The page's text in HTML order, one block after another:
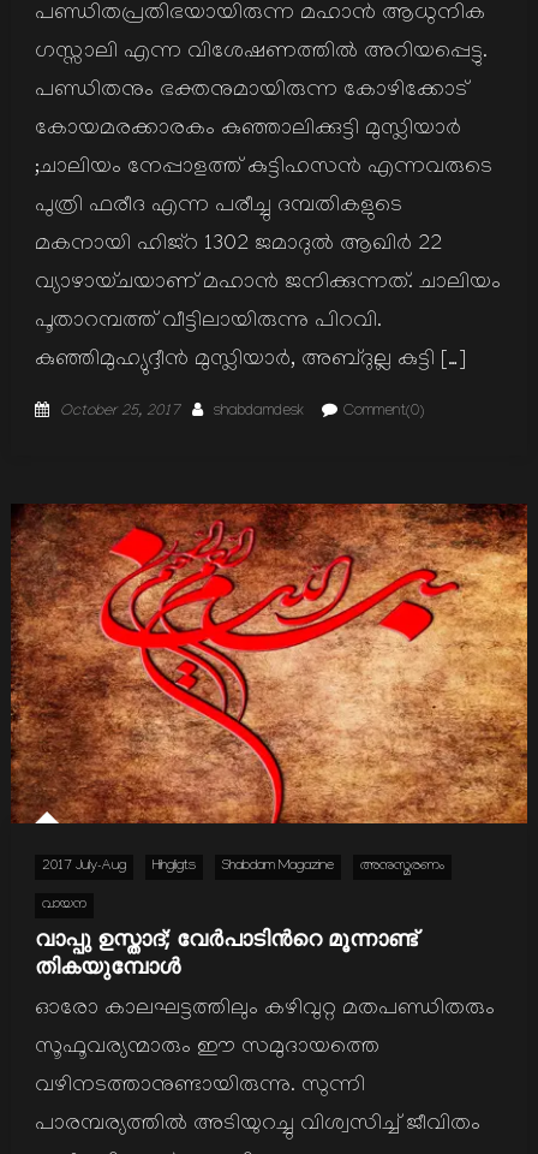
പണ്ഡിതപ്രതിഭയായിരുന്ന മഹാന്‍ ആധുനിക
ഗസ്സാലി എന്ന വിശേഷണത്തില്‍ അറിയപ്പെട്ടു.
പണ്ഡിതനും ഭക്തനുമായിരുന്ന കോഴിക്കോട്
കോയമരക്കാരകം കുഞ്ഞാലിക്കുട്ടി മുസ്ലിയാര്‍
;ചാലിയം നേപ്പാളത്ത് കുട്ടിഹസന്‍ എന്നവരുടെ
പുത്രി ഫരീദ എന്ന പരീച്ചു ദമ്പതികളുടെ
മകനായി ഹിജ്റ 1302 ജമാദുല്‍ ആഖിര്‍ 22
വ്യാഴായ്ചയാണ് മഹാന്‍ ജനിക്കുന്നത്. ചാലിയം
പൂതാറമ്പത്ത് വീട്ടിലായിരുന്നു പിറവി.
കുഞ്ഞിമുഹ്യുദ്ദീന്‍ മുസ്ലിയാര്‍, അബ്ദുല്ല കുട്ടി […]
Posted
October 25, 2017 Author
shabdamdesk Comment(0)
2017 July-Aug Hihgligts Shabdam Magazine അനുസ്മരണം
വായന
വാപ്പു ഉസ്താദ്; വേർപാടിന്‍റെ മൂന്നാണ്ട്
തികയുമ്പോള്‍
ഓരോ കാലഘട്ടത്തിലും കഴിവുറ്റ മതപണ്ഡിതരും
സൂഫൂവര്യന്മാരും ഈ സമുദായത്തെ
വഴിനടത്താനുണ്ടായിരുന്നു. സുന്നി
പാരമ്പര്യത്തില്‍ അടിയുറച്ചു വിശ്വസിച്ച് ജീവിതം